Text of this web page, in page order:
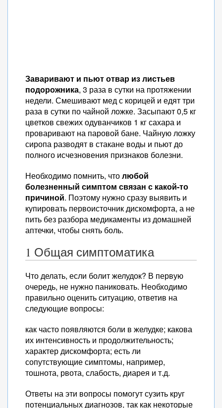
Заваривают и пьют отвар из листьев
подорожника, 3 раза в сутки на протяжении
недели. Смешивают мед с корицей и едят три
раза в сутки по чайной ложке. Засыпают 0,5 кг
цветков свежих одуванчиков 1 кг сахара и
проваривают на паровой бане. Чайную ложку
сиропа разводят в стакане воды и пьют до
полного исчезновения признаков болезни.
Необходимо помнить, чтолюбой
болезненный симптом связан с какой-то
причиной. Поэтому нужно сразу выявить и
купировать первоисточник дискомфорта, а не
пить без разбора медикаменты из домашней
аптечки, чтобы снять боль.
1 Общая симптоматика
Что делать, если болит желудок? В первую
очередь, не нужно паниковать. Необходимо
правильно оценить ситуацию, ответив на
следующие вопросы:
как часто появляются боли в желудке; какова
их интенсивность и продолжительность;
характер дискомфорта; есть ли
сопутствующие симптомы, например,
тошнота, рвота, слабость, диарея и т.д.
Ответы на эти вопросы помогут сузить круг
потенциальных диагнозов, так как некоторые